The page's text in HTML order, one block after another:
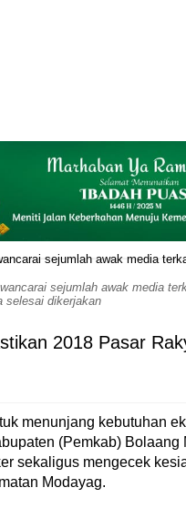
sejumlah awak media
selesai dikerjakan
2018 Pasar
menunjang kebutuhan
(Pemkab) Bolaang
sekaligus mengecek
Modayag.